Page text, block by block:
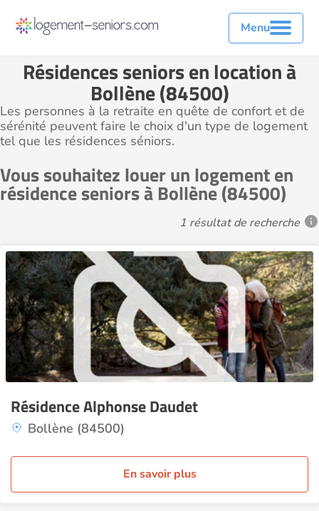
Menu
Résidences seniors en location à
Bollène (84500)
Les personnes à la retraite en quête de confort et de
sérénité peuvent faire le choix d'un type de logement
tel que les résidences séniors.
Vous souhaitez louer un logement en
résidence seniors à Bollène (84500)
1 résultat de recherche
Résidence Alphonse Daudet
Bollène (84500)
En savoir plus